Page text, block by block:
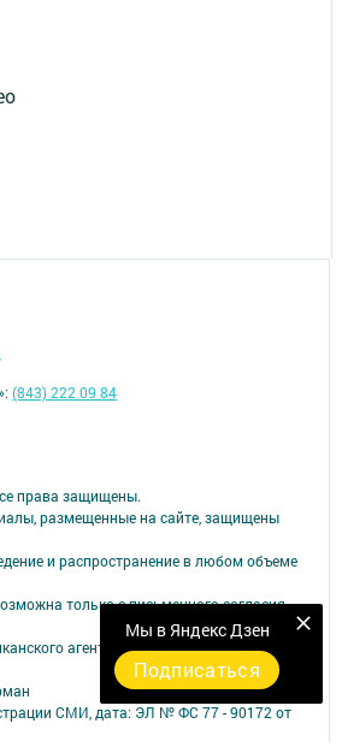
Мы в Яндекс Дзен
Подписаться
права защищены.
размещенные на сайте, защищены
и распространение в любом объеме
только с письменного согласия
агентства по печати и массовым
СМИ, дата: ЭЛ № ФС 77 - 90172 от
(843) 222 09 84